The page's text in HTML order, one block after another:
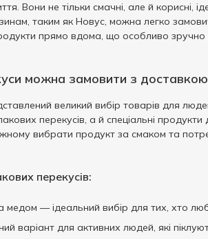
Вони не тільки смачні, але й
таким як Новус, можна легко
прямо вдома, що особливо
можна замовити з
великий вибір товарів для
перекусів, а й спеціальні
вибрати продукт за смаком та
перекусів:
медом — ідеальний вибір для тих, хто
варіант для активних людей, які